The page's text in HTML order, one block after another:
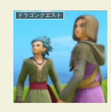
ドラゴンクエスト